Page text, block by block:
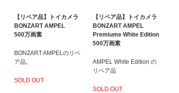
【リペア品】トイカメラ
BONZART AMPEL
500万画素
BONZART AMPELのリペ
ア品。
SOLD OUT
【リペア品】トイカメラ
BONZART AMPEL
Premiume White Edition
500万画素
AMPEL White Edition の
リペア品
SOLD OUT